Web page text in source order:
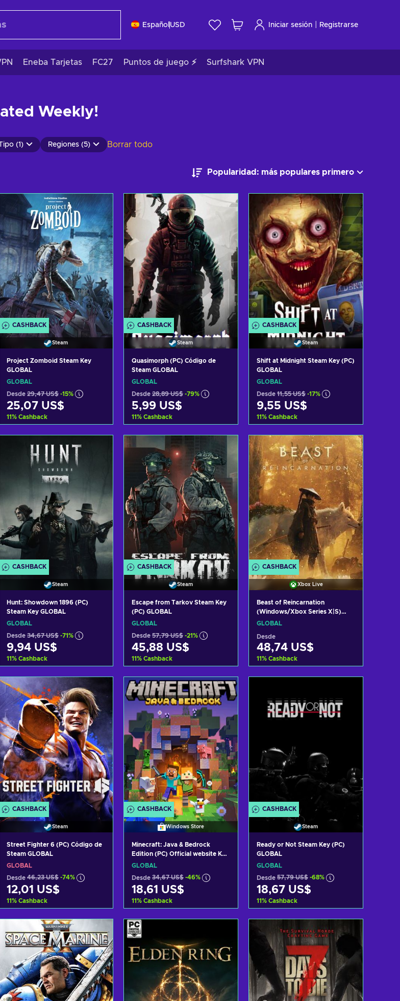
Español USD Iniciar sesión Registrarse
Eneba Tarjetas FC27 Puntos de juego ⚡ Surfshark VPN
Weekly!
(1) Regiones (5) Borrar todo
Popularidad: más populares primero
CASHBACK
Steam
Project Zomboid Steam Key
GLOBAL
GLOBAL
Desde 29,47 US$ -15%
25,07 US$
11% Cashback
Ver ofertas
CASHBACK
Steam
Quasimorph (PC) Código de
Steam GLOBAL
GLOBAL
Desde 28,89 US$ -79%
5,99 US$
11% Cashback
Ver ofertas
CASHBACK
Steam
Shift at Midnight Steam Key (PC)
GLOBAL
GLOBAL
Desde 11,55 US$ -17%
9,55 US$
11% Cashback
Añadir al carrito
Ver ofertas
CASHBACK
Steam
Hunt: Showdown 1896 (PC)
Steam Key GLOBAL
GLOBAL
Desde 34,67 US$ -71%
9,94 US$
11% Cashback
Añadir al carrito
Ver ofertas
CASHBACK
Steam
Escape from Tarkov Steam Key
(PC) GLOBAL
GLOBAL
Desde 57,79 US$ -21%
45,88 US$
11% Cashback
Añadir al carrito
Ver ofertas
CASHBACK
Xbox Live
Beast of Reincarnation
(Windows/Xbox Series X|S)
XBOX LIVE Key GLOBAL
GLOBAL
Desde
48,74 US$
11% Cashback
Ver ofertas
CASHBACK
Steam
Street Fighter 6 (PC) Código de
Steam GLOBAL
GLOBAL
Desde 46,23 US$ -74%
12,01 US$
11% Cashback
Añadir al carrito
Ver ofertas
CASHBACK
Windows Store
Minecraft: Java & Bedrock
Edition (PC) Official website Key
GLOBAL
GLOBAL
Desde 34,67 US$ -46%
18,61 US$
11% Cashback
Ver ofertas
CASHBACK
Steam
Ready or Not Steam Key (PC)
GLOBAL
GLOBAL
Desde 57,79 US$ -68%
18,67 US$
11% Cashback
Ver ofertas